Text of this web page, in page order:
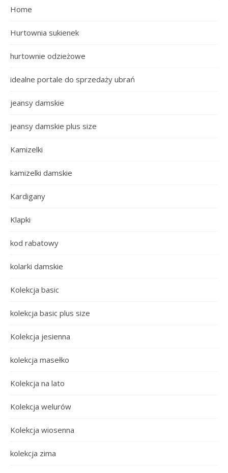
Home
Hurtownia sukienek
hurtownie odzieżowe
idealne portale do sprzedaży ubrań
jeansy damskie
jeansy damskie plus size
Kamizelki
kamizelki damskie
Kardigany
Klapki
kod rabatowy
kolarki damskie
Kolekcja basic
kolekcja basic plus size
Kolekcja jesienna
kolekcja masełko
Kolekcja na lato
Kolekcja welurów
Kolekcja wiosenna
kolekcja zima